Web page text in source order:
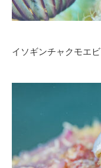
イソギンチャクモエビ